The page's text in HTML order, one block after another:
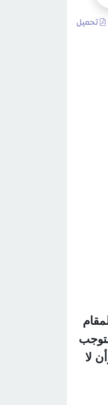
تحميل
لا